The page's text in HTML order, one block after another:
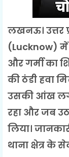
लखनऊ। उत्तर
(Lucknow) में
और गर्मी का
की ठंडी हवा
उसकी आंख लग
रहा और जब
लिया।
थाना क्षेत्र के